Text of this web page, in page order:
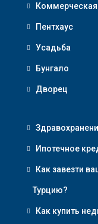
Пентхаус
Усадьба
Бунгало
Дворец
Ипотечное
Как завезти
Турцию?
Как купить